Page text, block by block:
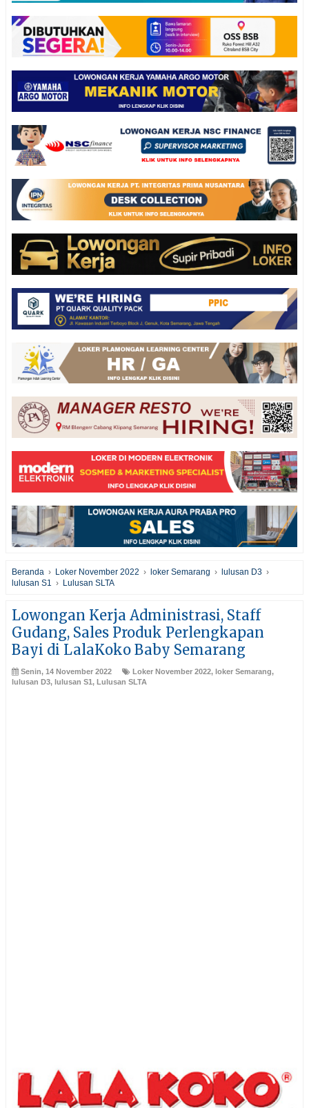
Beranda › Loker November 2022 › loker Semarang › lulusan D3 ›
lulusan S1
› Lulusan SLTA
Lowongan Kerja Administrasi, Staff
Gudang, Sales Produk Perlengkapan
Bayi di LalaKoko Baby Semarang
Senin, 14 November 2022 Loker November 2022, loker Semarang,
lulusan D3, lulusan S1, Lulusan SLTA